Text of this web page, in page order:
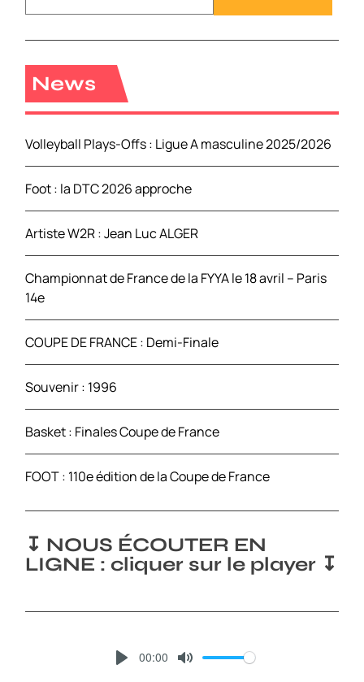
c
h
h
e
:
News
Volleyball Plays-Offs : Ligue A masculine 2025/2026
Foot : la DTC 2026 approche
Artiste W2R : Jean Luc ALGER
Championnat de France de la FYYA le 18 avril – Paris
14e
COUPE DE FRANCE : Demi-Finale
Souvenir : 1996
Basket : Finales Coupe de France
FOOT : 110e édition de la Coupe de France
↧ NOUS ÉCOUTER EN
LIGNE : cliquer sur le player ↧
00:00